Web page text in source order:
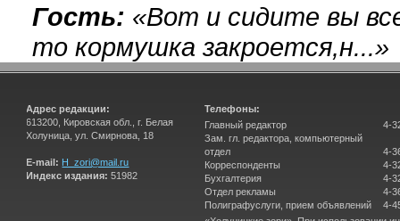
Гость: «Вот и сидите вы
то кормушка закроется,н...»
Адрес редакции:
613200, Кировская обл., г. Белая
Холуница, ул. Смирнова, 18
E-mail: H_zori@mail.ru
Индекс издания: 51982
Телефоны:
Главный редактор
Зам. гл. редактора, компьютерный
отдел
Корреспонденты
Бухгалтерия
Отдел рекламы
Полиграфуслуги, прием объявлений
4-
4-
4-
4-
4-
4-